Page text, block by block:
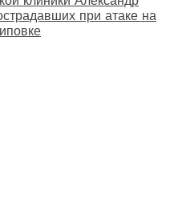
при атаке на